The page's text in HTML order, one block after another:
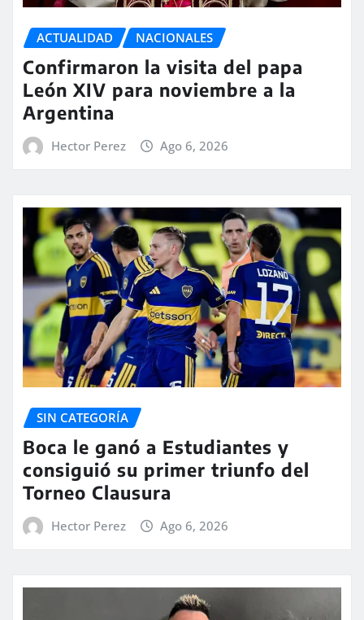
ACTUALIDAD NACIONALES
Confirmaron la visita del papa
León XIV para noviembre a la
Argentina
Hector Perez Ago 6, 2026
SIN CATEGORÍA
Boca le ganó a Estudiantes y
consiguió su primer triunfo del
Torneo Clausura
Hector Perez Ago 6, 2026